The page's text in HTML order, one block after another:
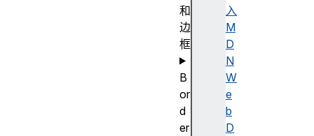
入
M
D
N
W
e
b
D
和
边
框
B
or
d
er